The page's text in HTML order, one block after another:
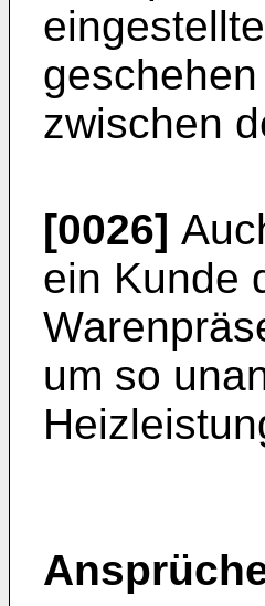
zwischen
[0026]
ein Kunde
um so